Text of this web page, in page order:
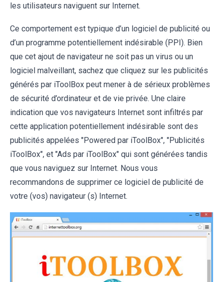
les utilisateurs naviguent sur Internet.
Ce comportement est typique d’un logiciel de publicité ou
d’un programme potentiellement indésirable (PPI). Bien
que cet ajout de navigateur ne soit pas un virus ou un
logiciel malveillant, sachez que cliquez sur les publicités
générés par iToolBox peut mener à de sérieux problèmes
de sécurité d’ordinateur et de vie privée. Une claire
indication que vos navigateurs Internet sont infiltrés par
cette application potentiellement indésirable sont des
publicités appelées "Powered par iToolBox", "Publicités
iToolBox", et "Ads par iToolBox" qui sont générées tandis
que vous naviguez sur Internet. Nous vous
recommandons de supprimer ce logiciel de publicité de
votre (vos) navigateur (s) Internet.